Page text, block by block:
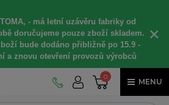
- má letní uzávěru fabriky od
doručujeme pouze zboží skladem.
bude dodáno přibližně po 15.9 -
a znovu otevření provozů výrobců
×
0
MENU